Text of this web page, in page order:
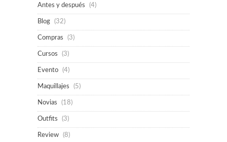
Antes y después (4)
Blog (32)
Compras (3)
Cursos (3)
Evento (4)
Maquillajes (5)
Novias (18)
Outfits (3)
Review (8)